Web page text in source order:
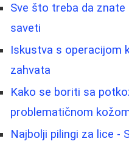
Sve što treba da
saveti
Iskustva s operacijom
zahvata
Kako se boriti sa
problematičnom
Najbolji pilingi za lice -